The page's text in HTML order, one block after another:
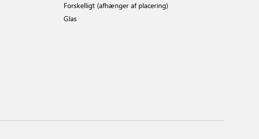
Forskelligt (afhænger af placering)
Glas